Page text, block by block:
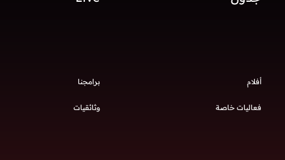
أفلام برامجنا
فعاليات خاصة وثائقيات